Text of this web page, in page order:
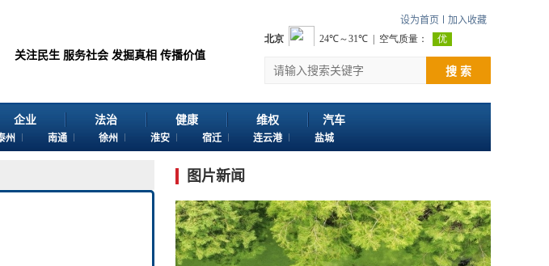
设为首页 加入收藏
关注民生 服务社会 发掘真相 传播价值 感谢您浏览江苏苏讯网。 欢迎投稿：邮箱724922822@qq.com 客服
搜 索
企业 法治 健康 维权 汽车
州 南通 徐州 淮安 宿迁 连云港 盐城
图片新闻